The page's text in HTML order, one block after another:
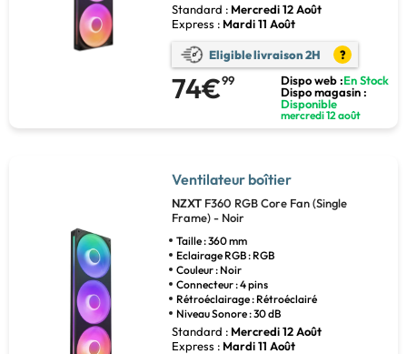
Standard : Mercredi 12 Août
Express : Mardi 11 Août
Eligible livraison 2H ?
74€99 Dispo web :En Stock
Dispo magasin :
Disponible
mercredi 12 août
Ventilateur boîtier
NZXT F360 RGB Core Fan (Single
Frame) - Noir
Taille : 360 mm
Eclairage RGB : RGB
Couleur : Noir
Connecteur : 4 pins
Rétroéclairage : Rétroéclairé
Niveau Sonore : 30 dB
Standard : Mercredi 12 Août
Express : Mardi 11 Août